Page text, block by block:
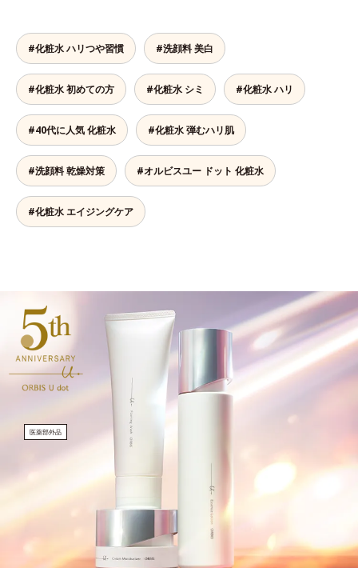
#化粧水 ハリつや習慣 #洗顔料 美白
#化粧水 初めての方 #化粧水 シミ #化粧水 ハリ
#40代に人気 化粧水 #化粧水 弾むハリ肌
#洗顔料 乾燥対策 #オルビスユー ドット 化粧水
#化粧水 エイジングケア
医薬部外品